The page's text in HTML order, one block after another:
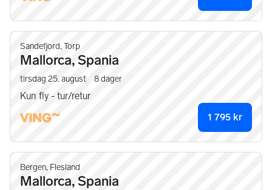
Sandefjord, Torp
Mallorca, Spania
tirsdag 25. august 8dager
Kun fly - tur/retur
1 795 kr
Bergen, Flesland
Mallorca, Spania